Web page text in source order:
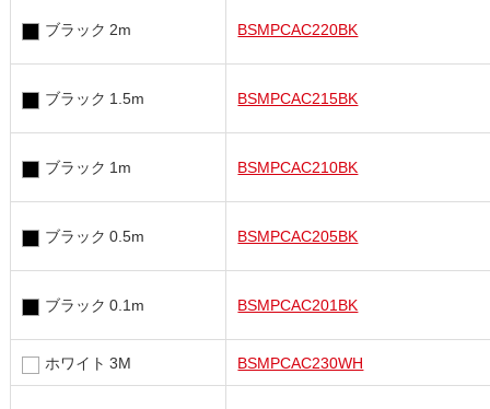
ブラック 2m BSMPCAC220BK
ブラック 1.5m BSMPCAC215BK
ブラック 1m BSMPCAC210BK
ブラック 0.5m BSMPCAC205BK
ブラック 0.1m BSMPCAC201BK
ホワイト 3M BSMPCAC230WH